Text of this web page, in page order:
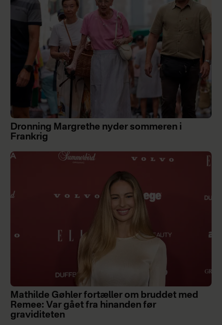
Dronning Margrethe nyder sommeren i
Frankrig
Mathilde Gøhler fortæller om bruddet med
Remee: Var gået fra hinanden før
graviditeten